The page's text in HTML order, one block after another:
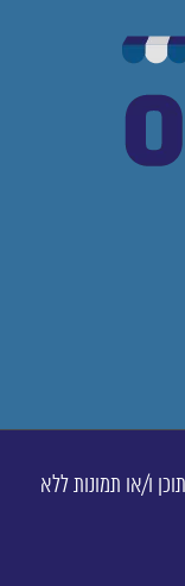
ו/או תמונות ללא